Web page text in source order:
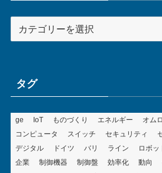
テ
ータグ
ge IoT ものづくり エネルギー オム
コンピュータ
スイッチ セキュリティ
デジタル
ドイツ バリ ライン ロボッ
企業
制御機器 制御盤 効率化 動向